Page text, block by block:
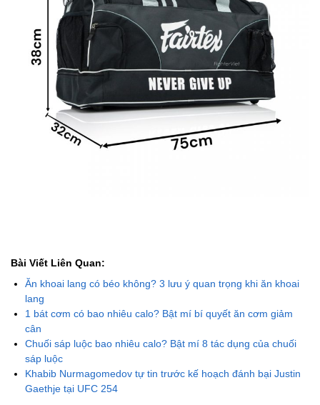
Bài Viết Liên Quan:
Ăn khoai lang có béo không? 3 lưu ý quan trọng khi ăn khoai
lang
1 bát cơm có bao nhiêu calo? Bật mí bí quyết ăn cơm giảm
cân
Chuối sáp luộc bao nhiêu calo? Bật mí 8 tác dụng của chuối
sáp luộc
Khabib Nurmagomedov tự tin trước kế hoạch đánh bại Justin
Gaethje tại UFC 254